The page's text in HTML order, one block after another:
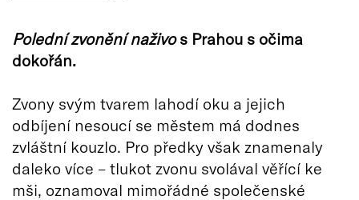
Polední zvonění naživos Prahou s očima
dokořán.
Zvony svým tvarem lahodí oku a jejich
odbíjení nesoucí se městem má dodnes
zvláštní kouzlo. Pro předky však znamenaly
daleko více – tlukot zvonu svolával věřící ke
mši, oznamoval mimořádné společenské